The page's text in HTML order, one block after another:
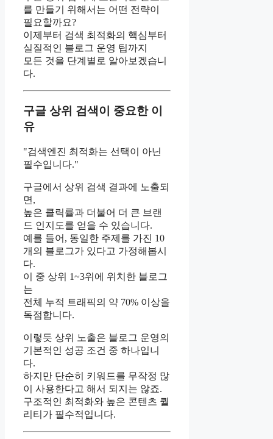
를 만들기 위해서는 어떤 전략이
필요할까요?
이제부터 검색 최적화의 핵심부터
실질적인 블로그 운영 팁까지
모든 것을 단계별로 알아보겠습니
다.
구글 상위 검색이 중요한 이
유
"검색엔진 최적화는 선택이 아닌
필수입니다."
구글에서 상위 검색 결과에 노출되
면,
높은 클릭률과 더불어 더 큰 브랜
드 인지도를 얻을 수 있습니다.
예를 들어, 동일한 주제를 가진 10
개의 블로그가 있다고 가정해봅시
다.
이 중 상위 1~3위에 위치한 블로그
는
전체 누적 트래픽의 약 70% 이상을
독점합니다.
이렇듯 상위 노출은 블로그 운영의
기본적인 성공 조건 중 하나입니
다.
하지만 단순히 키워드를 무작정 많
이 사용한다고 해서 되지는 않죠.
구조적인 최적화와 높은 콘텐츠 퀄
리티가 필수적입니다.